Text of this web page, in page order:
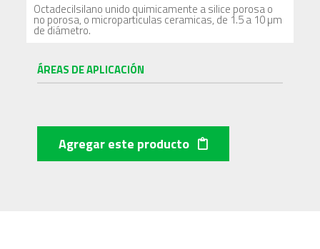
Octadecilsilano unido quimicamente a silice porosa o
no porosa, o microparticulas ceramicas, de 1.5 a 10 µm
de diámetro.
ÁREAS DE APLICACIÓN
Agregar este producto